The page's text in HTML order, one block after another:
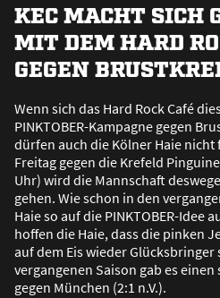
KEC MACHT SICH
MIT DEM HARD
GEGEN
Wenn sich das Hard Rock Café
PINKTOBER-Kampagne gegen
dürfen auch die Kölner Haie nicht
Freitag gegen die Krefeld
Uhr) wird die Mannschaft
gehen. Wie schon in den
Haie so auf die PINKTOBER-Idee
hoffen die Haie, dass die pinken
auf dem Eis wieder Glücksbringer
vergangenen Saison gab es
gegen München (2:1 n.V.).